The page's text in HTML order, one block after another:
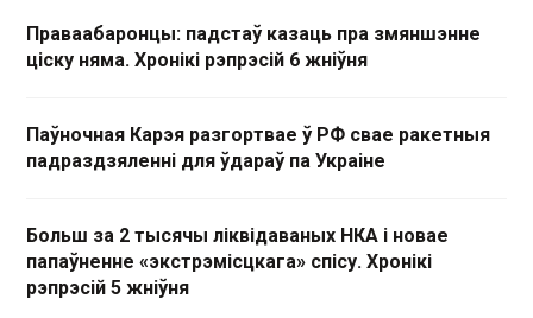
Праваабаронцы: падстаў казаць пра змяншэнне
ціску няма. Хронікі рэпрэсій 6 жніўня
Паўночная Карэя разгортвае ў РФ свае ракетныя
падраздзяленні для ўдараў па Украіне
Больш за 2 тысячы ліквідаваных НКА і новае
папаўненне «экстрэмісцкага» спісу. Хронікі
рэпрэсій 5 жніўня